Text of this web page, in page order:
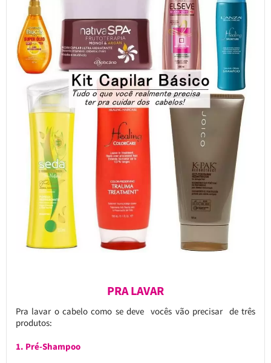
PRA LAVAR
Pra lavar o cabelo como se deve vocês vão precisar de três
produtos:
1. Pré-Shampoo